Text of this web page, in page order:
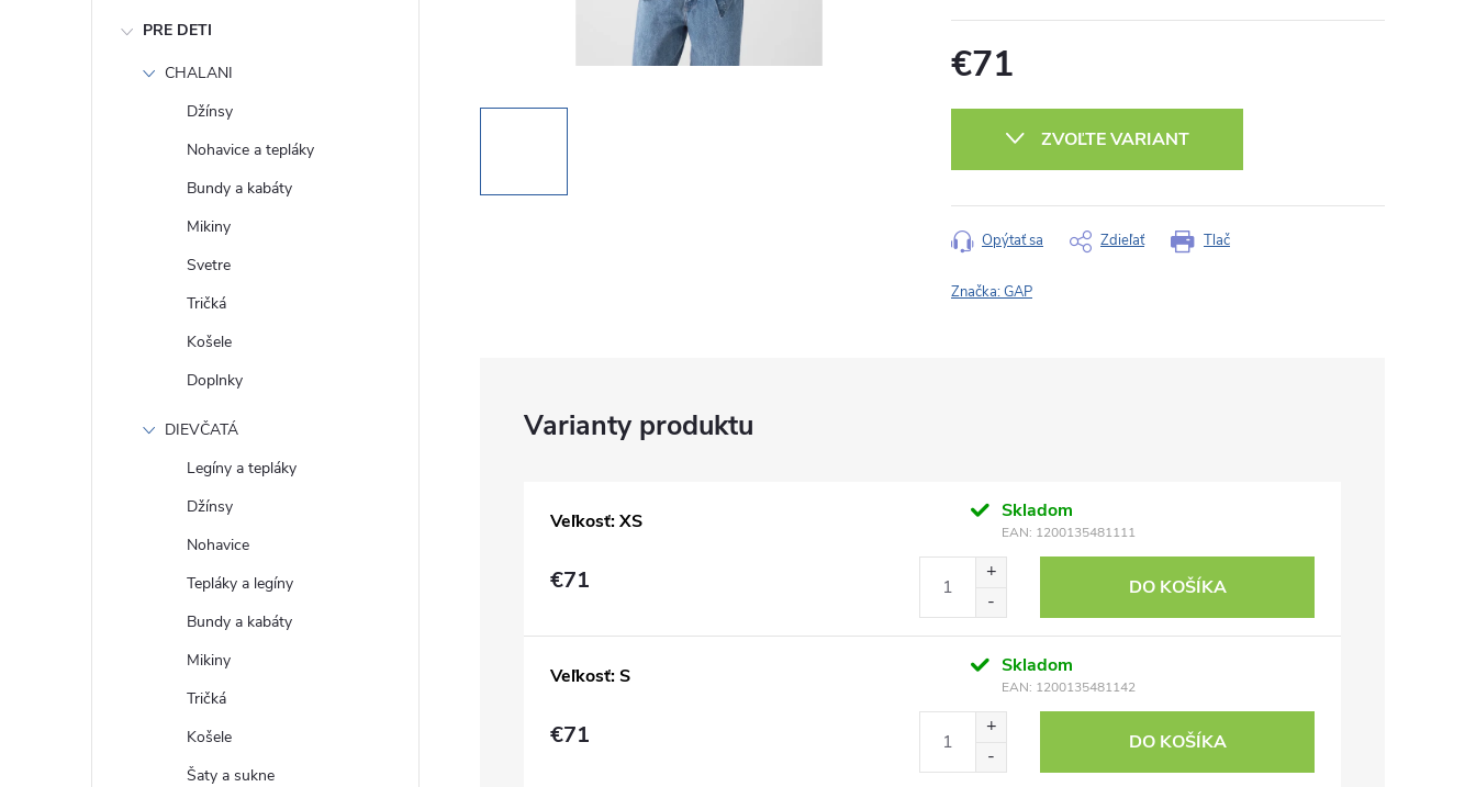
PRE DETI
CHALANI
Džínsy
Nohavice a tepláky
Bundy a kabáty
Mikiny
Svetre
Tričká
Košele
Doplnky
DIEVČATÁ
Legíny a tepláky
Džínsy
Nohavice
Tepláky a legíny
Bundy a kabáty
Mikiny
Tričká
Košele
Šaty a sukne
€71
ZVOĽTE VARIANT
Tlač
Opýtať sa Zdieľať
Značka:GAP
Veľkosť: XS Skladom
EAN: 1200135481111
€71 DO KOŠÍKA
Veľkosť: S Skladom
EAN: 1200135481142
€71 DO KOŠÍKA